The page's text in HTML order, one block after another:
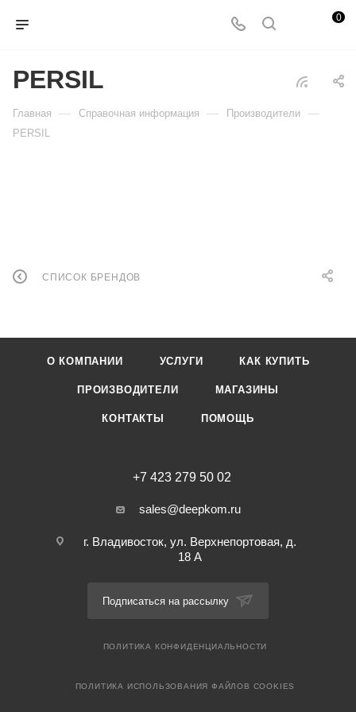
0
PERSIL
Главная — Справочная информация — Производители —
PERSIL
СПИСОК БРЕНДОВ
О КОМПАНИИ УСЛУГИ КАК КУПИТЬ
ПРОИЗВОДИТЕЛИ МАГАЗИНЫ
КОНТАКТЫ ПОМОЩЬ
+7 423 279 50 02
sales@deepkom.ru
г. Владивосток, ул. Верхнепортовая, д.
18 А
Подписаться на рассылку
ПОЛИТИКА КОНФИДЕНЦИАЛЬНОСТИ
ПОЛИТИКА ИСПОЛЬЗОВАНИЯ ФАЙЛОВ COOKIES